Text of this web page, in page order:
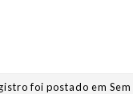
foi postado em